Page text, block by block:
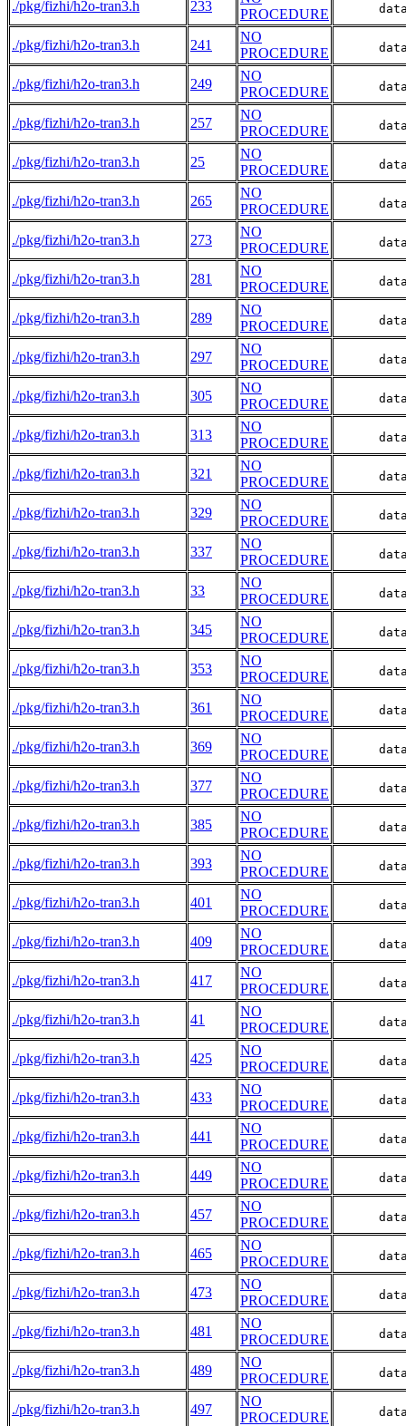
./pkg/fizhi/h2o-tran3.h 233
PROCEDURE
./pkg/fizhi/h2o-tran3.h 241
NO
PROCEDURE
./pkg/fizhi/h2o-tran3.h 249
NO
PROCEDURE
./pkg/fizhi/h2o-tran3.h 257
NO
PROCEDURE
./pkg/fizhi/h2o-tran3.h 25
NO
PROCEDURE
./pkg/fizhi/h2o-tran3.h 265
NO
PROCEDURE
./pkg/fizhi/h2o-tran3.h 273
NO
PROCEDURE
./pkg/fizhi/h2o-tran3.h 281
NO
PROCEDURE
./pkg/fizhi/h2o-tran3.h 289
NO
PROCEDURE
./pkg/fizhi/h2o-tran3.h 297
NO
PROCEDURE
./pkg/fizhi/h2o-tran3.h 305
NO
PROCEDURE
./pkg/fizhi/h2o-tran3.h 313
NO
PROCEDURE
./pkg/fizhi/h2o-tran3.h 321
NO
PROCEDURE
./pkg/fizhi/h2o-tran3.h 329
NO
PROCEDURE
./pkg/fizhi/h2o-tran3.h 337
NO
PROCEDURE
./pkg/fizhi/h2o-tran3.h 33
NO
PROCEDURE
./pkg/fizhi/h2o-tran3.h 345
NO
PROCEDURE
./pkg/fizhi/h2o-tran3.h 353
NO
PROCEDURE
./pkg/fizhi/h2o-tran3.h 361
NO
PROCEDURE
./pkg/fizhi/h2o-tran3.h 369
NO
PROCEDURE
./pkg/fizhi/h2o-tran3.h 377
NO
PROCEDURE
./pkg/fizhi/h2o-tran3.h 385
NO
PROCEDURE
./pkg/fizhi/h2o-tran3.h 393
NO
PROCEDURE
./pkg/fizhi/h2o-tran3.h 401
NO
PROCEDURE
./pkg/fizhi/h2o-tran3.h 409
NO
PROCEDURE
./pkg/fizhi/h2o-tran3.h 417
NO
PROCEDURE
./pkg/fizhi/h2o-tran3.h 41
NO
PROCEDURE
./pkg/fizhi/h2o-tran3.h 425
NO
PROCEDURE
./pkg/fizhi/h2o-tran3.h 433
NO
PROCEDURE
./pkg/fizhi/h2o-tran3.h 441
NO
PROCEDURE
./pkg/fizhi/h2o-tran3.h 449
NO
PROCEDURE
./pkg/fizhi/h2o-tran3.h 457
NO
PROCEDURE
./pkg/fizhi/h2o-tran3.h 465
NO
PROCEDURE
./pkg/fizhi/h2o-tran3.h 473
NO
PROCEDURE
./pkg/fizhi/h2o-tran3.h 481
NO
PROCEDURE
./pkg/fizhi/h2o-tran3.h 489
NO
PROCEDURE
./pkg/fizhi/h2o-tran3.h 497
NO
PROCEDURE